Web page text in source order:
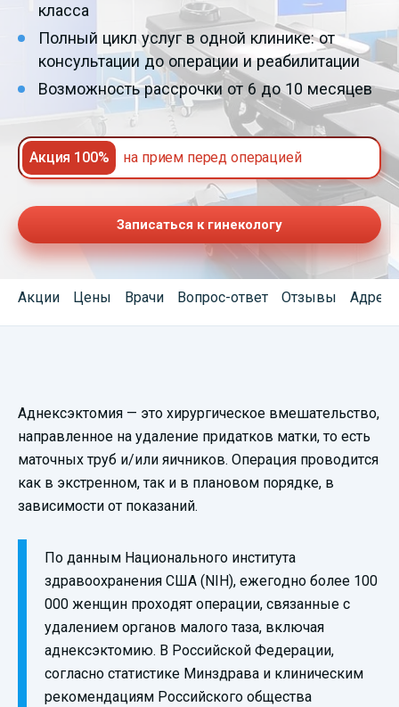
класса
Полный цикл услуг в одной клинике: от
консультации до операции и реабилитации
Возможность рассрочки от 6 до 10 месяцев
Акция 100% на прием перед операцией
Записаться к гинекологу
Акции Цены Врачи Вопрос-ответ Отзывы
видеопрезентацию
Аднексэктомия — это хирургическое вмешательство,
направленное на удаление придатков матки, то есть
маточных труб и/или яичников. Операция проводится
как в экстренном, так и в плановом порядке, в
зависимости от показаний.
По данным Национального института
здравоохранения США (NIH), ежегодно более 100
000 женщин проходят операции, связанные с
удалением органов малого таза, включая
аднексэктомию. В Российской Федерации,
согласно статистике Минздрава и клиническим
рекомендациям Российского общества